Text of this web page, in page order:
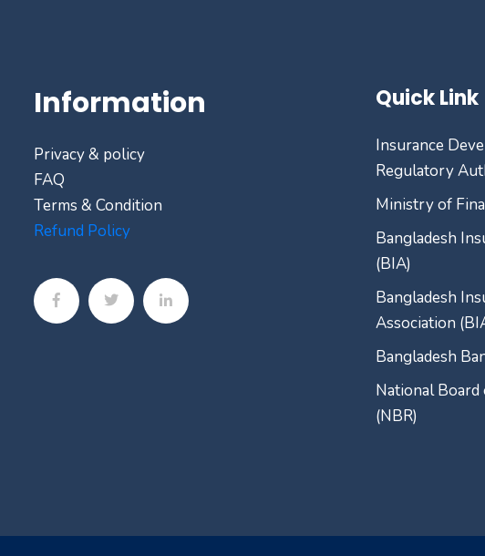
Information
Privacy & policy
FAQ
Terms & Condition
Refund Policy
Quick Link
Insurance
Regulatory
Ministry of
Bangladesh
(BIA)
Bangladesh
Association
Bangladesh
National Board
(NBR)